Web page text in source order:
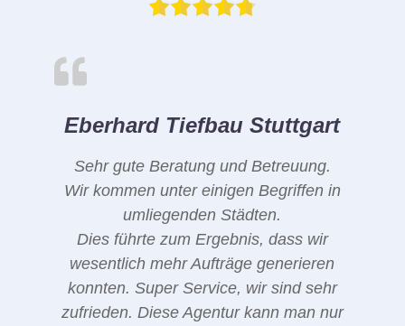
Eberhard Tiefbau Stuttgart
Sehr gute Beratung und Betreuung.
Wir kommen unter einigen Begriffen in
umliegenden Städten.
Dies führte zum Ergebnis, dass wir
wesentlich mehr Aufträge generieren
konnten. Super Service, wir sind sehr
zufrieden. Diese Agentur kann man nur